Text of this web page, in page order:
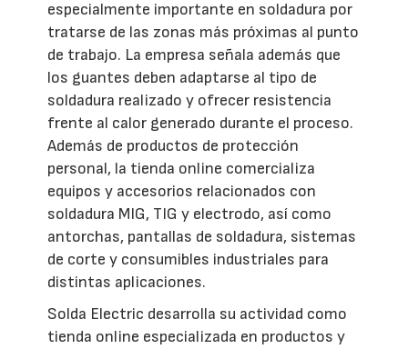
especialmente importante en soldadura por
tratarse de las zonas más próximas al punto
de trabajo. La empresa señala además que
los guantes deben adaptarse al tipo de
soldadura realizado y ofrecer resistencia
frente al calor generado durante el proceso.
Además de productos de protección
personal, la tienda online comercializa
equipos y accesorios relacionados con
soldadura MIG, TIG y electrodo, así como
antorchas, pantallas de soldadura, sistemas
de corte y consumibles industriales para
distintas aplicaciones.
Solda Electric desarrolla su actividad como
tienda online especializada en productos y